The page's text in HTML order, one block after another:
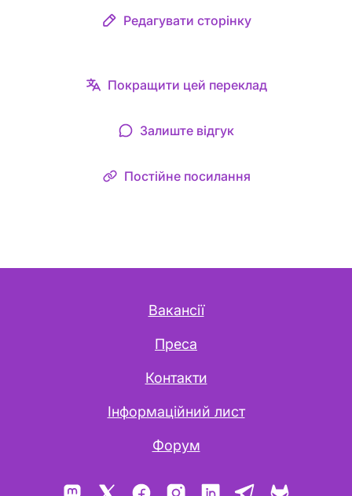
Редагувати сторінку
Покращити цей переклад
Залиште відгук
Постійне посилання
Вакансії
Преса
Контакти
Інформаційний лист
Форум
Mastodon FacebookInstagramLinkedInTelegram